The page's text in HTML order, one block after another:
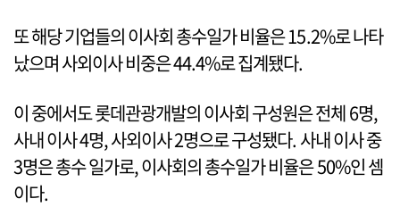
또 해당 기업들의 이사회 총수일가 비율은 15.2%로 나타
났으며 사외이사 비중은 44.4%로 집계됐다.
이 중에서도 롯데관광개발의 이사회 구성원은 전체 6명,
사내 이사 4명, 사외이사 2명으로 구성됐다. 사내 이사 중
3명은 총수 일가로, 이사회의 총수일가 비율은 50%인 셈
이다.